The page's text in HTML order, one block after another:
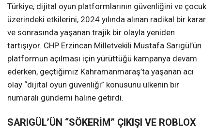
Türkiye, dijital oyun platformlarının güvenliğini ve çocuk
üzerindeki etkilerini, 2024 yılında alınan radikal bir karar
ve sonrasında yaşanan trajik bir olayla yeniden
tartışıyor. CHP Erzincan Milletvekili Mustafa Sarıgül’ün
platformun açılması için yürüttüğü kampanya devam
ederken, geçtiğimiz Kahramanmaraş’ta yaşanan acı
olay “dijital oyun güvenliği” konusunu ülkenin bir
numaralı gündemi haline getirdi.
SARIGÜL’ÜN “SÖKERİM” ÇIKIŞI VE ROBLOX